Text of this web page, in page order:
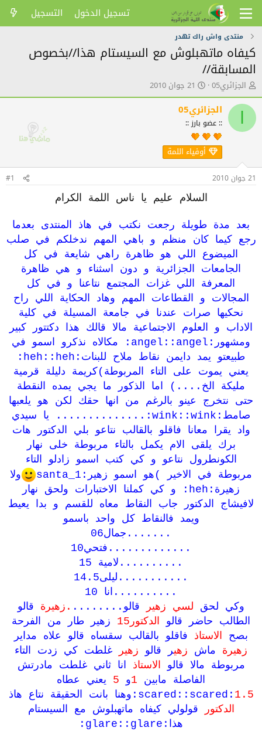
تسجيل الدخول التسجيل
منتدى واش راك تهدر
كيفاه ماتهبلوش مع السيستام هذا//بخصوص
المسابقة//
ك
ا
ت
ض
و
ع
الجزائري05 ت
ا
ر
ي
خ
ا
ل
ن
ش
21 جوان 2010
الجزائري05
:: عضو بارز ::
أوفياء اللمة
21 جوان 2010 #1
السلام عليم يا ناس اللمة الكرام
بعد مدة طويلة رجعت نكتب في هاذ المنتدى بعدما
رجع كيما كان منظم و باهي المهم ندخلكم في صلب
الميضوع اللي هو ظاهرة راهي شايعة في كل
الجامعات الجزائرية و دون اسثناء و هي ظاهرة
المعرفة اللي غزات المجتمع نتاعنا و في كل
المجالات و القطاعات المهم وهاد الحكاية اللي راح
نحكيها صرات عندنا في جامعة المسيلة في كلية
الاداب و العلوم الاجتماعية مالا قالك هذا دكتتور كبير
ومشهور:angel::angel: مكالاه نذكرو اسمو في
طبيعتو يمد دايمن نقاط ملاح للبنات:heh::heh:
يعني يموت على التاء المربوطة)كريمة دليلة قرمية
مليكة الخ....) اما الذكور ما يجي يمده النقطة
حتى نتخرج عينو بالرغم من انها حقك لكن هو يلعبها
صامط:wink::wink:.............. يا سيدي
واد يقرا معانا فاقلو بالقالب نتاعو بلي الدكتور هات
برك يلقى الام يكمل بالتاء مربوطة خلى نهار
الكونطرول نتاعو و كي كتب اسمو زادلو التاء
مربوطة في الاخير )هو اسمو زهير:santa_1
ولا
زهيرة:heh: و كي كملنا الاختبارات ولحق نهار
لافيشاج الدكتور جاب النقاط معاه للقسم و بدا يعيط
ويمد فالنقاط كل واحد باسمو
.......جمال06
.............فتحي10
..........لامية 15
...........ليلى14.5
..........انا 10
وكي لحق لسي زهير قالو........ .زهيرة قالو
الطالب حاضر قالو الدكتور15
زهير طار من الفرحة
بصح الاستاذ فاقلو بالقالب سقساه قالو علاه مداير
زهيرة ماش زهير قالو زهير
غلطت كي زدت التاء
مربوطة مالا قالو الاستاذ انا ثاني غلطت مادرتش
الفاصلة مابين 1و 5
يعني عطاه
1.5 :scared::scared:وهنا بانت الحقيقة نتاع هاذ
الدكتور قولولي كيفاه ماتهبلوش مع السيستام
هذا:glare::glare: